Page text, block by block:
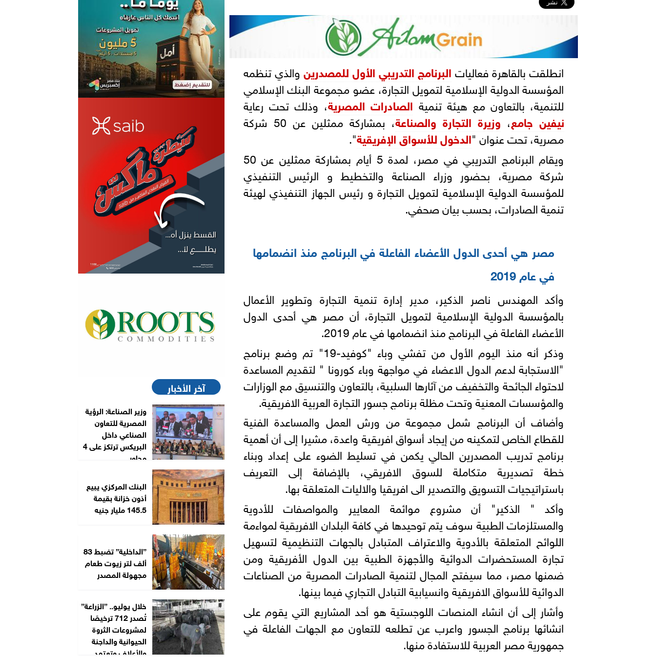
انطلقت بالقاهرة فعالياتالبرنامج التدريبي الأول للمصدرينوالذي تنظمه
المؤسسة الدولية الإسلامية لتمويل التجارة، عضو مجموعة البنك الإسلامي
للتنمية، بالتعاون مع هيئة تنمية الصادرات المصرية، وذلك تحت رعاية
نيفين جامع، وزيرة التجارة والصناعة
، بمشاركة ممثلين عن 50 شركة
مصرية، تحت عنوان "الدخول للأسواق الإفريقية".
ويقام البرنامج التدريبي في مصر، لمدة 5 أيام بمشاركة ممثلين عن 50
شركة مصرية، بحضور وزراء الصناعة والتخطيط و الرئيس التنفيذي
للمؤسسة الدولية الإسلامية لتمويل التجارة و رئيس الجهاز التنفيذي لهيئة
تنمية الصادرات، بحسب بيان صحفي.
مصر هي أحدى الدول الأعضاء الفاعلة في البرنامج منذ انضمامها
في عام 2019
وأكد المهندس ناصر الذكير، مدير إدارة تنمية التجارة وتطوير الأعمال
بالمؤسسة الدولية الإسلامية لتمويل التجارة، أن مصر هي أحدى الدول
الأعضاء الفاعلة في البرنامج منذ انضمامها في عام 2019.
وذكر أنه منذ اليوم الأول من تفشي وباء "كوفيد-19" تم وضع برنامج
"الاستجابة لدعم الدول الاعضاء في مواجهة وباء كورونا " لتقديم المساعدة
لاحتواء الجائحة والتخفيف من آثارها السلبية، بالتعاون والتنسيق مع الوزارات
والمؤسسات المعنية وتحت مظلة برنامج جسور التجارة العربية الافريقية.
وأضاف أن البرنامج شمل مجموعة من ورش العمل والمساعدة الفنية
للقطاع الخاص لتمكينه من إيجاد أسواق افريقية واعدة، مشيرا إلى أن أهمية
برنامج تدريب المصدرين الحالي يكمن في تسليط الضوء على إعداد وبناء
خطة تصديرية متكاملة للسوق الافريقي، بالإضافة إلى التعريف
باستراتيجيات التسويق والتصدير الى افريقيا والاليات المتعلقة بها.
وأكد " الذكير" أن مشروع موائمة المعايير والمواصفات للأدوية
والمستلزمات الطبية سوف يتم توحيدها في كافة البلدان الافريقية لمواءمة
اللوائح المتعلقة بالأدوية والاعتراف المتبادل بالجهات التنظيمية لتسهيل
تجارة المستحضرات الدوائية والأجهزة الطبية بين الدول الأفريقية ومن
ضمنها مصر، مما سيفتح المجال لتنمية الصادرات المصرية من الصناعات
الدوائية للأسواق الافريقية وانسيابية التبادل التجاري فيما بينها.
وأشار إلى أن انشاء المنصات اللوجستية هو أحد المشاريع التي يقوم على
انشائها برنامج الجسور واعرب عن تطلعه للتعاون مع الجهات الفاعلة في
جمهورية مصر العربية للاستفادة منها.
آخر الأخبار
وزير الصناعة: الرؤية
المصرية للتعاون
الصناعي داخل
البريكس ترتكز على 4
محاور
البنك المركزي يبيع
أذون خزانة بقيمة
145.5 مليار جنيه
”الداخلية” تضبط 83
ألف لتر زيوت طعام
مجهولة المصدر
خلال يوليو.. ”الزراعة”
تُصدر 712 ترخيصًا
لمشروعات الثروة
الحيوانية والداجنة
والأعلاف وتعتمد...